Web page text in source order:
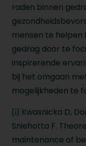
raden binnen
mensen te helpen
gedrag door te
inspirerende
bij het omgaan
mogelijkheden te
[i] Kwasnicka D,
Sniehotta F.
maintenance of